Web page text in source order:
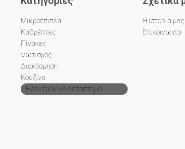
Μικροέπιπλα
Καθρέπτες
Πίνακες
Φωτισμός
Διακόσμηση
Κουζίνα
Ηλεκτρονικό Καταστημα
Η ιστορία μας
Επικοινωνία